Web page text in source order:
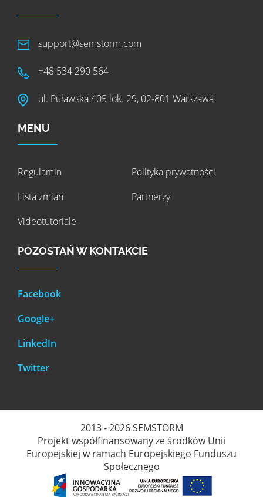
support@semstorm.com
+48 534 290 564
ul. Puławska 405 lok. 29, 02-801 Warszawa
MENU
Regulamin
Polityka prywatności
Lista zmian
Partnerzy
Videotutoriale
POZOSTAŃ W KONTAKCIE
Facebook
Google+
LinkedIn
Twitter
2013 - 2026 SEMSTORM
Projekt współfinansowany ze środków Unii
Europejskiej w ramach Europejskiego Funduszu
Społecznego